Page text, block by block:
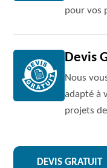
pour vos
Devis
Nous
adapté à
projets
DEVIS GRATUIT